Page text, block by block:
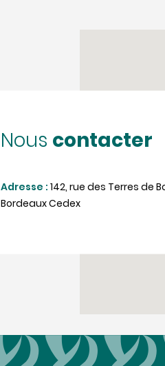
Nous contacter
Adresse :142, rue des Terres de
Bordeaux Cedex